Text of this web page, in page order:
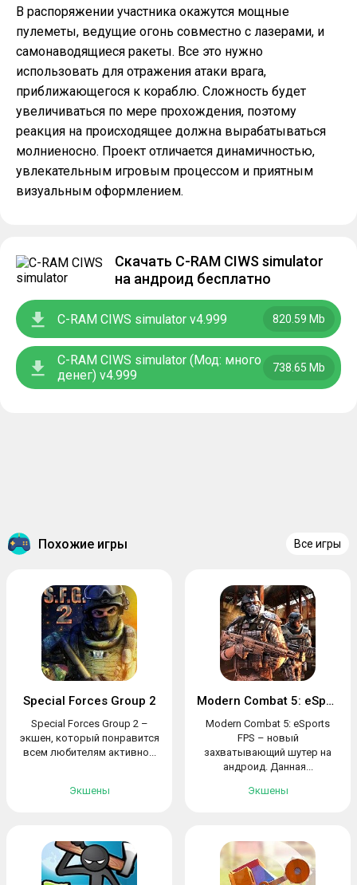
В распоряжении участника окажутся мощные
пулеметы, ведущие огонь совместно с лазерами, и
самонаводящиеся ракеты. Все это нужно
использовать для отражения атаки врага,
приближающегося к кораблю. Сложность будет
увеличиваться по мере прохождения, поэтому
реакция на происходящее должна вырабатываться
молниеносно. Проект отличается динамичностью,
увлекательным игровым процессом и приятным
визуальным оформлением.
Скачать C-RAM CIWS simulator
на андроид бесплатно
C-RAM CIWS simulator v4.999 820.59 Mb
C-RAM CIWS simulator (Мод: много
денег) v4.999
738.65 Mb
Похожие игры Все игры
Special Forces Group 2
Special Forces Group 2 –
экшен, который понравится
всем любителям активно...
Экшены
Modern Combat 5: eSports FPS
Modern Combat 5: eSports
FPS – новый
захватывающий шутер на
андроид. Данная...
Экшены